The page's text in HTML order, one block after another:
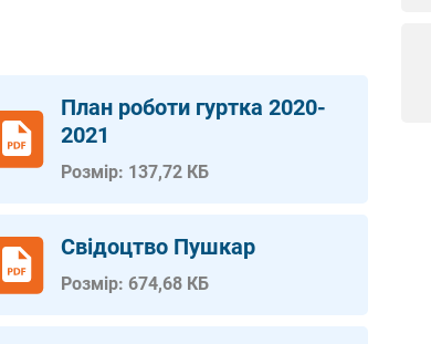
План роботи гуртка 2020-
2021
Розмір: 137,72 КБ
Свідоцтво Пушкар
Розмір: 674,68 КБ